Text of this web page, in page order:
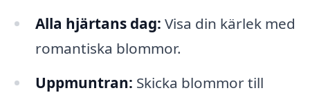
Alla hjärtans dag: Visa din kärlek med
romantiska blommor.
Uppmuntran: Skicka blommor till